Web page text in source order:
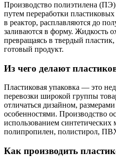
Производство полиэтилена (ПЭ)
путем переработки
в реактор, расплавляются до
заливаются в форму. Жидкость
превращаясь в твердый пластик,
готовый продукт.
Из чего делают
Пластиковая упаковка — это
перевозки широкой группы
отличаться дизайном,
особенностями. Производство
использованием синтетических
полипропилен, полистирол,
Как производить